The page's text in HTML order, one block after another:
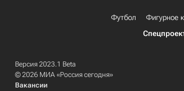
Футбол Фигурное
Версия 2023.1 Beta
© 2026 МИА «Россия сегодня»
Вакансии